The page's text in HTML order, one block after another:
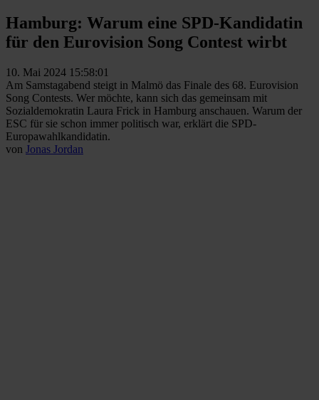
Hamburg: Warum eine SPD-Kandidatin
für den Eurovision Song Contest wirbt
10. Mai 2024 15:58:01
Am Samstagabend steigt in Malmö das Finale des 68. Eurovision
Song Contests. Wer möchte, kann sich das gemeinsam mit
Sozialdemokratin Laura Frick in Hamburg anschauen. Warum der
ESC für sie schon immer politisch war, erklärt die SPD-
Europawahlkandidatin.
von Jonas Jordan